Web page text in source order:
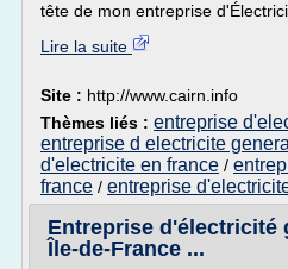
tête de mon entreprise
Lire la suite
Site : http://www.cairn.info
Thèmes liés : entreprise
entreprise d electricite general
d'electricite en france /
france / entreprise
Entreprise d'électricité
Île-de-France ...